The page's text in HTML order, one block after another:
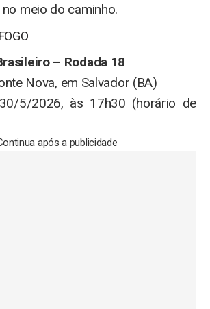
meio do caminho.
– Rodada 18
Nova, em Salvador (BA)
30/5/2026, às 17h30 (horário de
após a publicidade